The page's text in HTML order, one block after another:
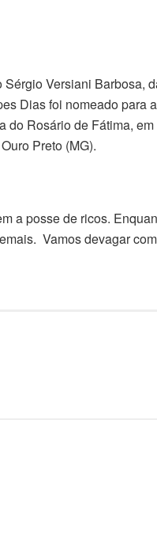
Versiani Barbosa,
Dias foi nomeado para
Rosário de Fátima,
Preto (MG).
a posse de ricos.
Vamos devagar